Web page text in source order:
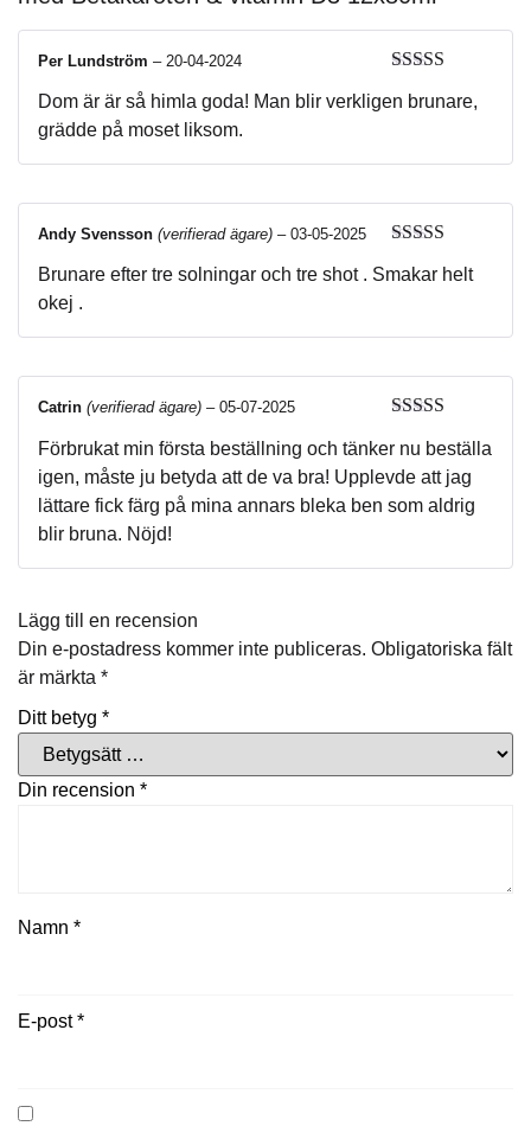
av 5
Per Lundström – 20-04-2024
Dom är är så himla goda! Man blir verkligen brunare,
grädde på moset liksom.
av 5
Andy Svensson (verifierad ägare) – 03-05-2025
Brunare efter tre solningar och tre shot . Smakar helt
okej .
av 5
Catrin (verifierad ägare) – 05-07-2025
Förbrukat min första beställning och tänker nu beställa
igen, måste ju betyda att de va bra! Upplevde att jag
lättare fick färg på mina annars bleka ben som aldrig
blir bruna. Nöjd!
Lägg till en recension
Din e-postadress kommer inte publiceras. Obligatoriska fält
är märkta *
Ditt betyg *
Din recension *
Namn *
E-post*